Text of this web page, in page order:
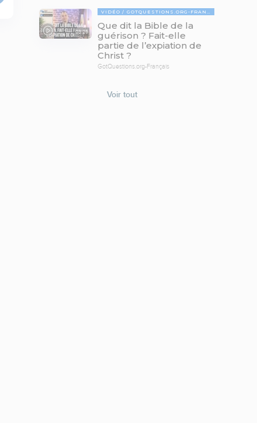
03:25
VIDÉO GOTQUESTIONS.ORG-FRANÇAIS
Que dit la Bible de la
guérison ? Fait-elle
partie de l’expiation de
Christ ?
GotQuestions.org-Français
Voir tout